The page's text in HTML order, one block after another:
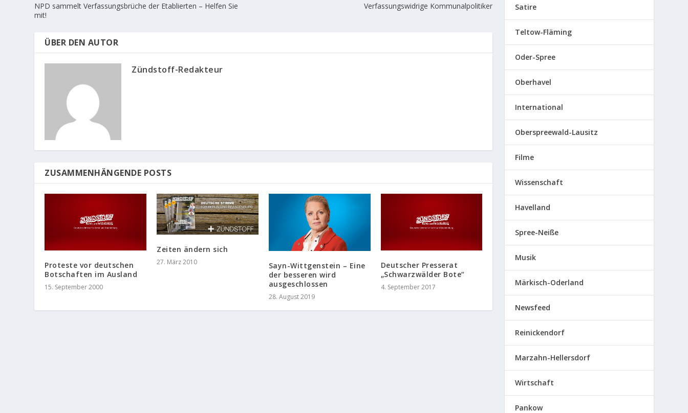
NPD sammelt Verfassungsbrüche der Etablierten – Helfen Sie
mit!
Verfassungswidrige Kommunalpolitiker
ÜBER DEN AUTOR
Zündstoff-Redakteur
ZUSAMMENHÄNGENDE POSTS
Proteste vor deutschen
Botschaften im Ausland
15. September 2000
Zeiten ändern sich
27. März 2010
Sayn-Wittgenstein – Eine
der besseren wird
ausgeschlossen
28. August 2019
Deutscher Presserat
„Schwarzwälder Bote“
4. September 2017
Satire
Teltow-Fläming
Oder-Spree
Oberhavel
International
Oberspreewald-Lausitz
Filme
Wissenschaft
Havelland
Spree-Neiße
Musik
Märkisch-Oderland
Newsfeed
Reinickendorf
Marzahn-Hellersdorf
Wirtschaft
Pankow